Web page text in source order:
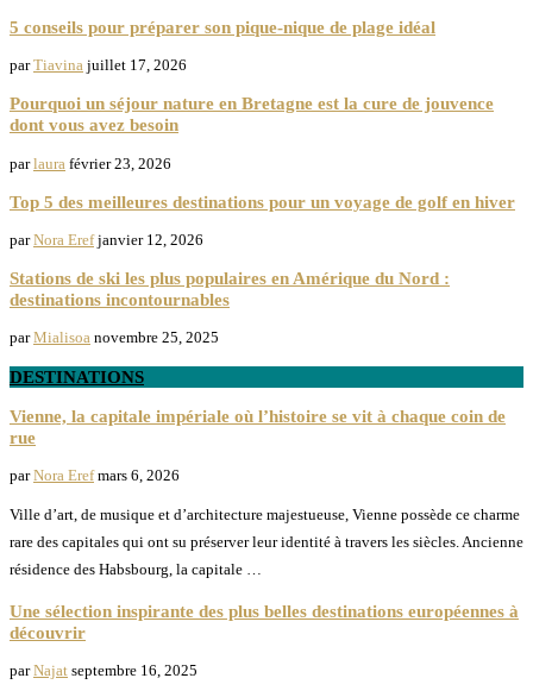
5 conseils pour préparer son pique-nique de plage idéal
parTiavina juillet 17, 2026
Pourquoi un séjour nature en Bretagne est la cure de jouvence
dont vous avez besoin
parlaura février 23, 2026
Top 5 des meilleures destinations pour un voyage de golf en hiver
parNora Eref janvier 12, 2026
Stations de ski les plus populaires en Amérique du Nord :
destinations incontournables
parMialisoa novembre 25, 2025
DESTINATIONS
Vienne, la capitale impériale où l’histoire se vit à chaque coin de
rue
parNora Eref mars 6, 2026
Ville d’art, de musique et d’architecture majestueuse, Vienne possède ce charme
rare des capitales qui ont su préserver leur identité à travers les siècles. Ancienne
résidence des Habsbourg, la capitale …
Une sélection inspirante des plus belles destinations européennes à
découvrir
parNajat septembre 16, 2025